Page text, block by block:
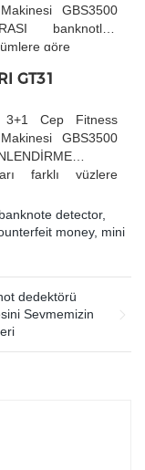
GBS3500
banknotları
göre
GT31
3+1 Cep Fitness
GBS3500
farklı yüzlere
detector,
money, mini
dedektörü
Sevmemizin